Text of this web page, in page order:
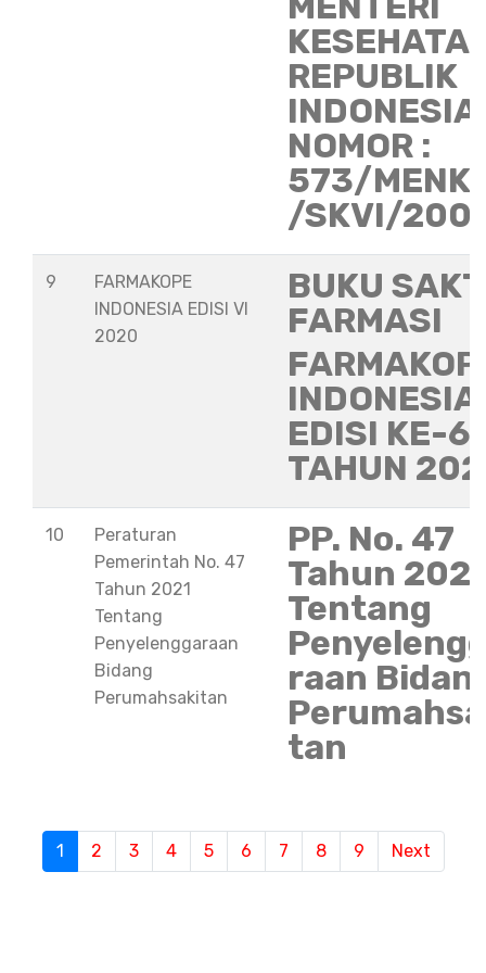
REPUBLIK
INDONESIA
NOMOR :
573/
/SKVI/
9
FARMAKOPE
INDONESIA EDISI VI
2020
BUKU
FARMASI
INDONESIA
EDISI KE-6
TAHUN
10
Peraturan
Pemerintah No. 47
Tahun 2021
Tentang
Penyelenggaraan
Bidang
Perumahsakitan
PP. No. 47
Tahun
Tentang
raan
tan
1 (current)
2 3 4 5 6 7 8 9 Next
S
e